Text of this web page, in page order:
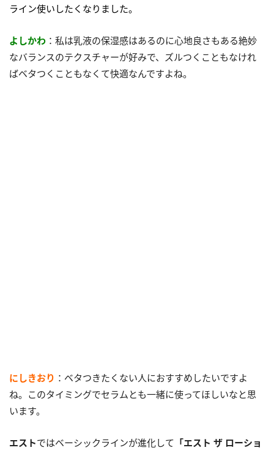
ライン使いしたくなりました。
よしかわ ：私は乳液の保湿感はあるのに心地良さもある絶妙
なバランスのテクスチャーが好みで、ズルつくこともなけれ
ばベタつくこともなくて快適なんですよね。
にしきおり ：ベタつきたくない人におすすめしたいですよ
ね。このタイミングでセラムとも一緒に使ってほしいなと思
います。
エストではベーシックラインが進化して 「エスト ザ ローショ